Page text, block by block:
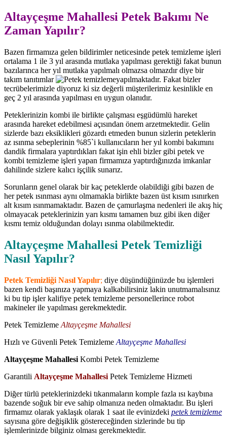
Altayçeşme Mahallesi Petek Bakımı Ne
Zaman Yapılır?
Bazen firmamıza gelen bildirimler neticesinde petek temizleme işleri
ortalama 1 ile 3 yıl arasında mutlaka yapılması gerektiği fakat bunun
bazılarınca her yıl mutlaka yapılmalı olmazsa olmazdır diye bir
takım tanıtımlar
yapılmaktadır. Fakat bizler
tecrübelerimizle diyoruz ki siz değerli müşterilerimiz kesinlikle en
geç 2 yıl arasında yapılması en uygun olanıdır.
Peteklerinizin kombi ile birlikte çalışması eşgüdümlü hareket
arasında hareket edebilmesi açısından önem arzetmektedir. Gelin
sizlerde bazı eksiklikleri gözardı etmeden bunun sizlerin peteklerin
az ısınma sebeplerinin %85`i kullanıcıların her yıl kombi bakımını
dandik firmalara yaptırdıkları fakat işin ehli bizler gibi petek ve
kombi temizleme işleri yapan firmamıza yaptırdığınızda imkanlar
dahilinde sizlere kalıcı işçilik sunarız.
Sorunların genel olarak bir kaç peteklerde olabildiği gibi bazen de
her petek ısınması aynı olmamakla birlikte bazen üst kısım ısınırken
alt kısım ısınmamaktadır. Bazen de çamurlaşma nedenleri ile akış hiç
olmayacak peteklerinizin yarı kısmı tamamen buz gibi iken diğer
kısmı temiz olduğundan dolayı ısınma olabilmektedir.
Altayçeşme Mahallesi Petek Temizliği
Nasıl Yapılır?
Petek Temizliği Nasıl Yapılır; diye düşündüğünüzde bu işlemleri
bazen kendi başınıza yapmaya kalkabilirsiniz lakin unutmamalısınız
ki bu tip işler kalifiye petek temizleme personellerince robot
makineler ile yapılması gerekmektedir.
Petek Temizleme Altayçeşme Mahallesi
Hızlı ve Güvenli Petek Temizleme Altayçeşme Mahallesi
Altayçeşme Mahallesi Kombi Petek Temizleme
Garantili Altayçeşme Mahallesi Petek Temizleme Hizmeti
Diğer türlü peteklerinizdeki tıkanmaların komple fazla ısı kaybına
bazende soğuk bir eve sahip olmanıza neden olmaktadır. Bu işleri
firmamız olarak yaklaşık olarak 1 saat ile evinizdeki petek temizleme
sayısına göre değişiklik göstereceğinden sizlerinde bu tip
işlemlerinizde bilginiz olması gerekmektedir.